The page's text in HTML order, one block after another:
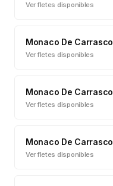
Ver fletes disponibles
Monaco De Carrasco
Ver fletes disponibles
Monaco De Carrasco
Ver fletes disponibles
Monaco De Carrasco
Ver fletes disponibles